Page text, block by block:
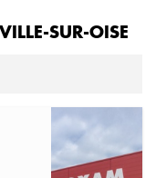
SUR-OISE